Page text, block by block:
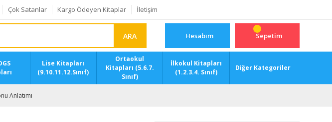
Çok Satanlar Kargo Ödeyen Kitaplar İletişim
ARA Hesabım Sepetim
Lise Kitapları
(9.10.11.12.Sınıf)
Ortaokul
Kitapları (5.6.7.
Sınıf)
İlkokul Kitapları
(1.2.3.4. Sınıf)
Diğer Kategoriler
Anlatımı